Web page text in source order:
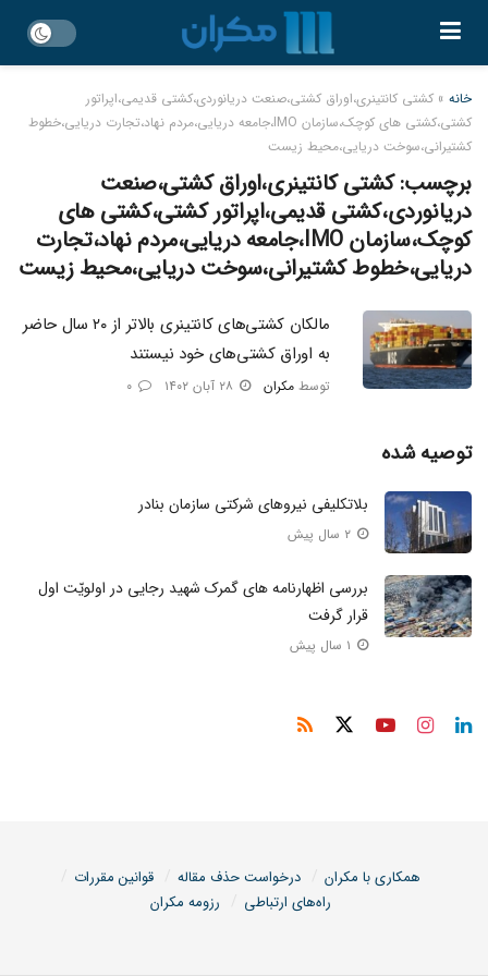
خانه » کشتی کانتینری،اوراق کشتی،صنعت دریانوردی،کشتی قدیمی،اپراتور
کشتی،کشتی های کوچک،سازمان IMO،جامعه دریایی،مردم نهاد،تجارت دریایی،خطوط
کشتیرانی،سوخت دریایی،محیط زیست
برچسب:کشتی کانتینری،اوراق کشتی،صنعت
دریانوردی،کشتی قدیمی،اپراتور کشتی،کشتی های
کوچک،سازمان IMO،جامعه دریایی،مردم نهاد،تجارت
دریایی،خطوط کشتیرانی،سوخت دریایی،محیط زیست
مالکان کشتی‌های کانتینری بالاتر از ۲۰ سال حاضر
به اوراق کشتی‌های خود نیستند
توسط مکران
توصیه شده
بلاتکلیفی نیروهای شرکتی سازمان بنادر
بررسی اظهارنامه های گمرک شهید رجایی در اولویّت اول
قرار گرفت
همکاری با مکران درخواست حذف مقاله
قوانین مقررات
راه‌های ارتباطی
رزومه مکران